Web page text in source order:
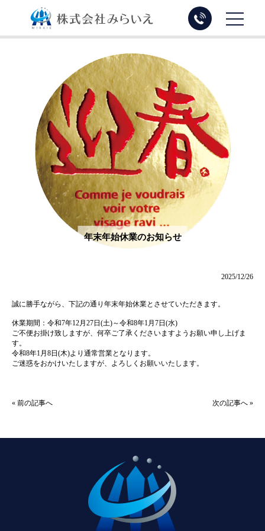
物件を売る
物件を買う
お知らせ・ブログ
会社概要
プライバシーポリシー
年末年始休業のお知らせ
2025/12/26
誠に勝手ながら、下記の通り年末年始休業とさせていただきます。
休業期間：令和7年12月27日(土)～令和8年1月7日(水)
ご不便お掛け致しますが、何卒ご了承くださいますようお願い申し上げま
す。
令和8年1月8日(木)より通常営業となります。
ご迷惑をおかけいたしますが、よろしくお願いいたします。
« 前の記事へ 次の記事へ »